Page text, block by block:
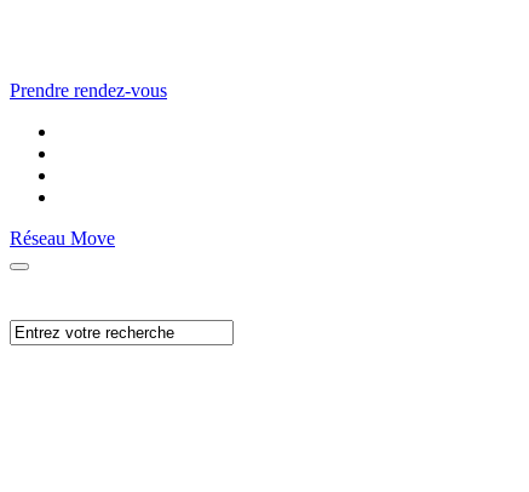
Prendre rendez-vous
Réseau Move